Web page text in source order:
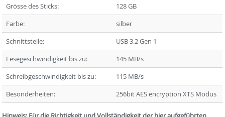
Grösse des Sticks:
128 GB
Farbe:
silber
Schnittstelle:
USB 3.2 Gen 1
Lesegeschwindigkeit bis zu:
145 MB/s
Schreibgeschwindigkeit bis zu:
115 MB/s
Besonderheiten:
256bit AES encryption XTS Modus